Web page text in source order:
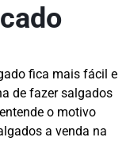
fica mais fácil e
de fazer salgados
o motivo
a venda na